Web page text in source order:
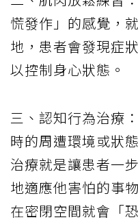
慌發作」的感覺，
地，患者會發現症
以控制身心狀態。
三、認知行為治療
時的周遭環境或狀
治療就是讓患者一
地適應他害怕的事
在密閉空間就會「